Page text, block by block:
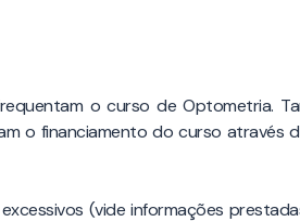
o curso de Optometria.
o financiamento do curso através
(vide informações